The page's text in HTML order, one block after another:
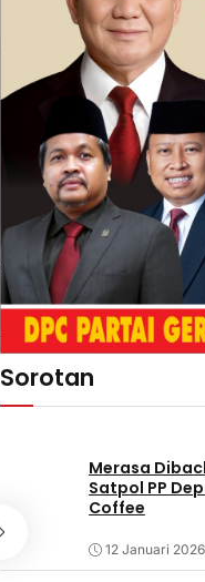
PPSPI Harus Jadi
Bersama Profesional
15 jam lalu
Sorotan
Merasa
Satpol PP
Coffee
12 Januari 2026